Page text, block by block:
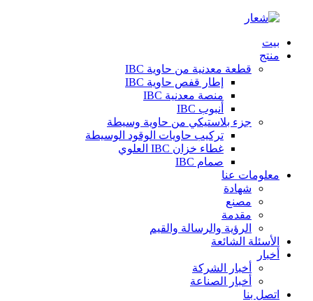
بيت
منتج
قطعة معدنية من حاوية IBC
إطار قفص حاوية IBC
منصة معدنية IBC
أنبوب IBC
جزء بلاستيكي من حاوية وسيطة
تركيب حاويات الوقود الوسيطة
غطاء خزان IBC العلوي
صمام IBC
معلومات عنا
شهادة
مصنع
مقدمة
الرؤية والرسالة والقيم
الأسئلة الشائعة
أخبار
أخبار الشركة
أخبار الصناعة
اتصل بنا